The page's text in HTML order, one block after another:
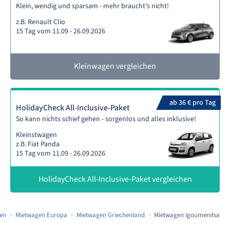
Klein, wendig und sparsam - mehr braucht's nicht!
z.B. Renault Clio
15 Tag vom 11.09 - 26.09.2026
Kleinwagen vergleichen
ab 36 € pro Tag
HolidayCheck All-Inclusive-Paket
So kann nichts schief gehen - sorgenlos und alles inklusive!
Kleinstwagen
z.B. Fiat Panda
15 Tag vom 11.09 - 26.09.2026
HolidayCheck All-Inclusive-Paket vergleichen
Mietwagen Europa Mietwagen Griechenland Mietwagen Igoumenitsa